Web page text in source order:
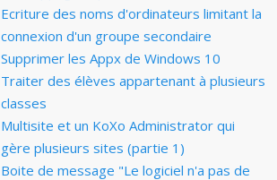
Ecriture des noms d'ordinateurs limitant la
connexion d'un groupe secondaire
Supprimer les Appx de Windows 10
Traiter des élèves appartenant à plusieurs
classes
Multisite et un KoXo Administrator qui
gère plusieurs sites (partie 1)
Boite de message "Le logiciel n'a pas de